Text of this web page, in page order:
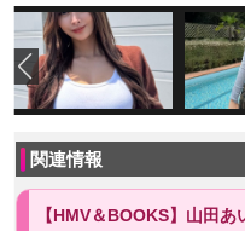
関連情報
【HMV＆BOOKS】山田